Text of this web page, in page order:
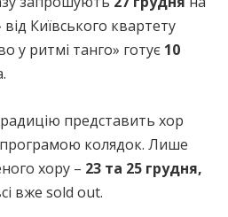
Київського квартету
у ритмі танго» готує 10
представить хор
колядок. Лише
хору – 23 та 25 грудня,
вже sold out.